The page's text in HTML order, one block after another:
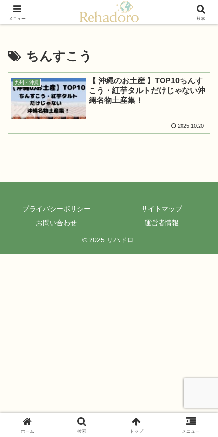
癒しと再発見の“黄金旅”ガイド
ちんすこう
九州・沖縄
【 沖縄のお土産 】TOP10ちんす
こう・紅芋タルトだけじゃない沖
縄名物土産集！
2025.10.20
プライバシーポリシー
サイトマップ
お問い合わせ
運営者情報
© 2025 リハドロ.
メニュー 検索
ホーム 検索 トップ メニュー